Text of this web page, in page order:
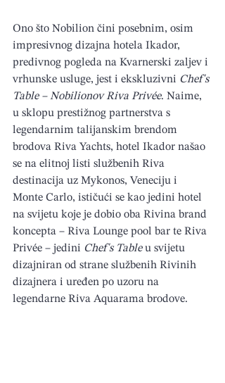
Ono što Nobilion čini posebnim, osim
impresivnog dizajna hotela Ikador,
predivnog pogleda na Kvarnerski zaljev i
vrhunske usluge, jest i ekskluzivni Chef's
Table – Nobilionov Riva Privée. Naime,
u sklopu prestižnog partnerstva s
legendarnim talijanskim brendom
brodova Riva Yachts, hotel Ikador našao
se na elitnoj listi službenih Riva
destinacija uz Mykonos, Veneciju i
Monte Carlo, ističući se kao jedini hotel
na svijetu koje je dobio oba Rivina brand
koncepta – Riva Lounge pool bar te Riva
Privée – jedini Chef's Table u svijetu
dizajniran od strane službenih Rivinih
dizajnera i uređen po uzoru na
legendarne Riva Aquarama brodove.